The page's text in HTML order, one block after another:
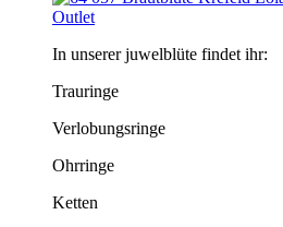
Outlet
In unserer juwelblüte findet ihr:
Trauringe
Verlobungsringe
Ohrringe
Ketten